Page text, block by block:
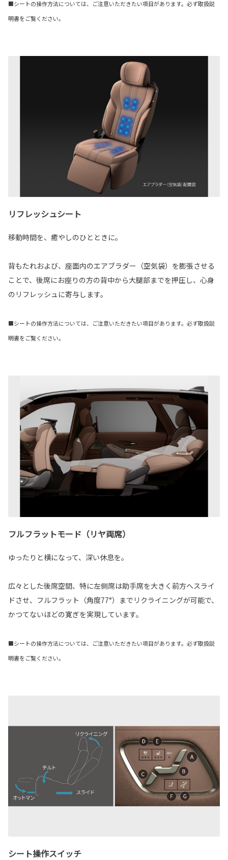
■シートの操作方法については、ご注意いただきたい項目があります。必ず取扱説
明書をご覧ください。
リフレッシュシート
移動時間を、癒やしのひとときに。
背もたれおよび、座面内のエアブラダー（空気袋）を膨張させる
ことで、後席にお座りの方の背中から大腿部までを押圧し、心身
のリフレッシュに寄与します。
■シートの操作方法については、ご注意いただきたい項目があります。必ず取扱説
明書をご覧ください。
フルフラットモード（リヤ両席）
ゆったりと横になって、深い休息を。
広々とした後席空間、特に左側席は助手席を大きく前方へスライ
ドさせ、フルフラット（角度77°）までリクライニングが可能で、
かつてないほどの寛ぎを実現しています。
■シートの操作方法については、ご注意いただきたい項目があります。必ず取扱説
明書をご覧ください。
シート操作スイッチ